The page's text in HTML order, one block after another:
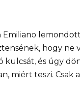
Emiliano
hogy ne
kulcsát, és úgy
miért teszi.